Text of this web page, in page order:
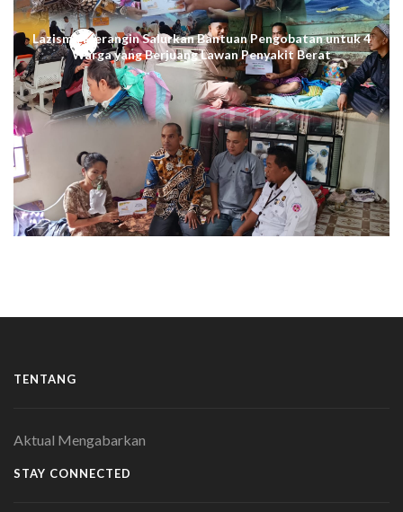
Lazismu Merangin Salurkan Bantuan Pengobatan untuk 4
Warga yang Berjuang Lawan Penyakit Berat
TENTANG
Aktual Mengabarkan
STAY CONNECTED